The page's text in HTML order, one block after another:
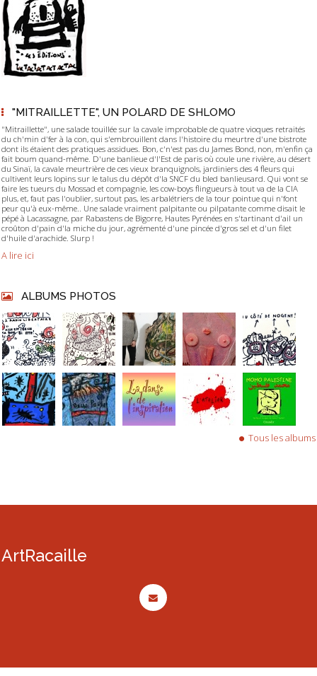
"MITRAILLETTE", UN POLARD DE SHLOMO
"Mitraillette", une salade touillée sur la cavale improbable de quatre vioques retraités
du ch'min d'fer à la con, qui s'embrouillent dans l'histoire du meurtre d'une bistrote
dont ils étaient des pratiques assidues. Bon, c'n'est pas du James Bond, non, m'enfin ça
fait boum quand-même. D'une banlieue d'l'Est de paris où coule une rivière, au désert
du Sinaï, la cavale meurtrière de ces vieux branquignols, jardiniers des 4 fleurs qui
cultivent leurs lopins sur le talus du dépôt d'la SNCF du bled banlieusard. Qui vont se
faire les tueurs du Mossad et compagnie, les cow-boys flingueurs à tout va de la CIA
plus, et, faut pas l'oublier, surtout pas, les arbalétriers de la tour pointue qui n'font
peur qu'à eux-même.. Une salade vraiment palpitante ou pilpatante comme disait le
pépé à Lacassagne, par Rabastens de Bigorre, Hautes Pyrénées en s'tartinant d'ail un
croûton d'pain d'la miche du jour, agrémenté d'une pincée d'gros sel et d'un filet
d'huile d'arachide. Slurp !
A lire ici
ALBUMS PHOTOS
Tous les albums
ArtRacaille